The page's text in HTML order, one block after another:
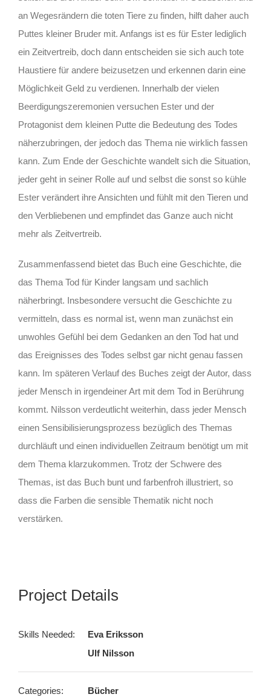
an Wegesrändern die toten Tiere zu finden, hilft daher auch
Puttes kleiner Bruder mit. Anfangs ist es für Ester lediglich
ein Zeitvertreib, doch dann entscheiden sie sich auch tote
Haustiere für andere beizusetzen und erkennen darin eine
Möglichkeit Geld zu verdienen. Innerhalb der vielen
Beerdigungszeremonien versuchen Ester und der
Protagonist dem kleinen Putte die Bedeutung des Todes
näherzubringen, der jedoch das Thema nie wirklich fassen
kann. Zum Ende der Geschichte wandelt sich die Situation,
jeder geht in seiner Rolle auf und selbst die sonst so kühle
Ester verändert ihre Ansichten und fühlt mit den Tieren und
den Verbliebenen und empfindet das Ganze auch nicht
mehr als Zeitvertreib.
Zusammenfassend bietet das Buch eine Geschichte, die
das Thema Tod für Kinder langsam und sachlich
näherbringt. Insbesondere versucht die Geschichte zu
vermitteln, dass es normal ist, wenn man zunächst ein
unwohles Gefühl bei dem Gedanken an den Tod hat und
das Ereignisses des Todes selbst gar nicht genau fassen
kann. Im späteren Verlauf des Buches zeigt der Autor, dass
jeder Mensch in irgendeiner Art mit dem Tod in Berührung
kommt. Nilsson verdeutlicht weiterhin, dass jeder Mensch
einen Sensibilisierungsprozess bezüglich des Themas
durchläuft und einen individuellen Zeitraum benötigt um mit
dem Thema klarzukommen. Trotz der Schwere des
Themas, ist das Buch bunt und farbenfroh illustriert, so
dass die Farben die sensible Thematik nicht noch
verstärken.
Project Details
Skills Needed:
Eva Eriksson
Ulf Nilsson
Categories:
Bücher